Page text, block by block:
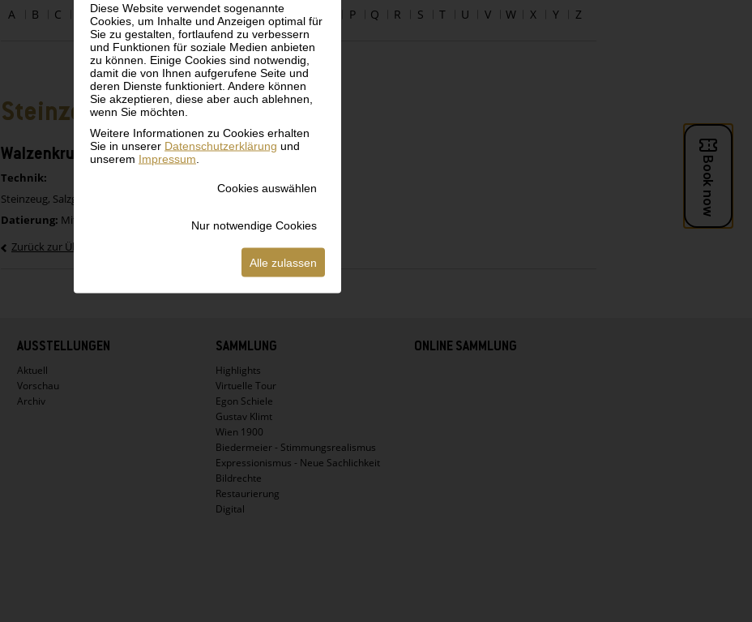
Diese Website verwendet sogenannte
Cookies, um Inhalte und Anzeigen optimal für
Sie zu gestalten, fortlaufend zu verbessern
und Funktionen für soziale Medien anbieten
zu können. Einige Cookies sind notwendig,
damit die von Ihnen aufgerufene Seite und
deren Dienste funktioniert. Andere können
Sie akzeptieren, diese aber auch ablehnen,
wenn Sie möchten.
Weitere Informationen zu Cookies erhalten
Sie in unserer Datenschutzerklärung und
unserem Impressum
Cookies auswählen
Nur notwendige Cookies
Alle zulassen
A B C E F G H I J K L M N P Q R S T U V W X Y Z
Steinzeug Westerwald
Walzenkrug in blau-grau
Technik:
Steinzeug, Salzglasur, Zinn
Datierung: Mitte 18. Jhdt.
Zurück zur Übersicht
AUSSTELLUNGEN
Aktuell
Vorschau
Archiv
SAMMLUNG
Highlights
Virtuelle Tour
Egon Schiele
Gustav Klimt
Wien 1900
Biedermeier - Stimmungsrealismus
Expressionismus - Neue Sachlichkeit
Bildrechte
Restaurierung
Digital
ONLINE SAMMLUNG